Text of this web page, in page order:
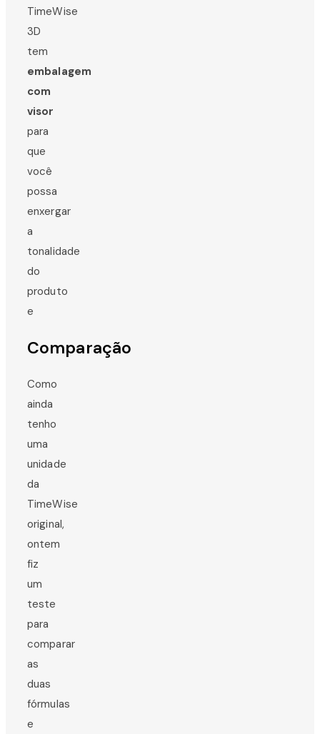
TimeWise
3D
tem
embalagem
com
visor
para
que
você
possa
enxergar
a
tonalidade
do
produto
e
Comparação
Como
ainda
tenho
uma
unidade
da
TimeWise
original,
ontem
fiz
um
teste
para
comparar
as
duas
fórmulas
e